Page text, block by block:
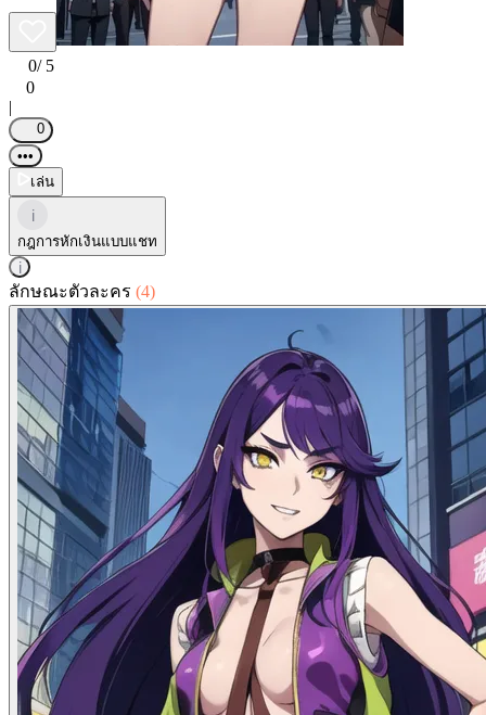
0/ 5
0
|
0
•••
เล่น
i
กฎการหักเงินแบบแชท
i
ลักษณะตัวละคร (4)